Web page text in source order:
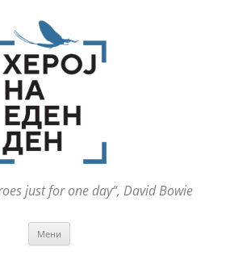
just for one day“, David Bowie
Мени